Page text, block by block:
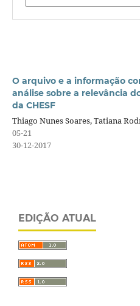
O arquivo e a informação
análise sobre a relevância
da CHESF
Thiago Nunes Soares, Tatiana
05-21
30-12-2017
EDIÇÃO ATUAL